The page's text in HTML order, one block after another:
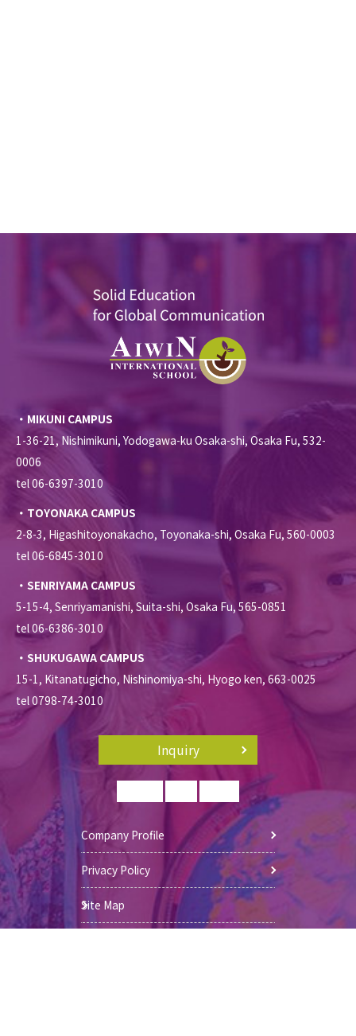
・MIKUNI CAMPUS
1-36-21, Nishimikuni, Yodogawa-ku Osaka-shi, Osaka Fu, 532-
0006
tel 06-6397-3010
・TOYONAKA CAMPUS
2-8-3, Higashitoyonakacho, Toyonaka-shi, Osaka Fu, 560-0003
tel 06-6845-3010
・SENRIYAMA CAMPUS
5-15-4, Senriyamanishi, Suita-shi, Osaka Fu, 565-0851
tel 06-6386-3010
・SHUKUGAWA CAMPUS
15-1, Kitanatugicho, Nishinomiya-shi, Hyogo ken, 663-0025
tel 0798-74-3010
Inquiry
Company Profile
Privacy Policy
Site Map